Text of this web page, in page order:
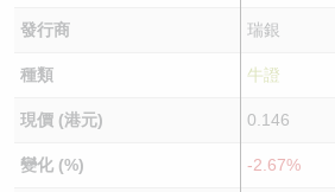
發行商 瑞銀
種類 牛證
現價 (港元) 0.146
變化 (%) -2.67%